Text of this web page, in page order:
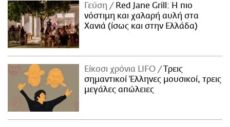
Γεύση
Red Jane Grill: Η πιο
νόστιμη και χαλαρή αυλή στα
Χανιά (ίσως και στην Ελλάδα)
Είκοσι χρόνια LIFO
Tρεις
σημαντικοί Έλληνες μουσικοί, τρεις
μεγάλες απώλειες